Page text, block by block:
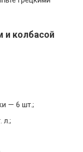
и колбасой
— 6 шт.;
л.;